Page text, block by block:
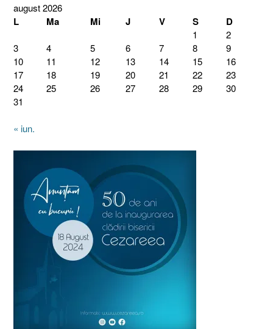
august 2026
L Ma Mi J V S D
1
2
3
4 5 6 7 8
9
10
11 12 13 14 15
16
17
18 19 20 21 22
23
24
25 26 27 28 29
30
31
« iun.